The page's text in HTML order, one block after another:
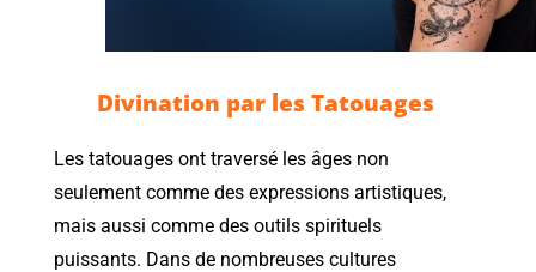
Divination par les Tatouages
Les tatouages ont traversé les âges non
seulement comme des expressions artistiques,
mais aussi comme des outils spirituels
puissants. Dans de nombreuses cultures